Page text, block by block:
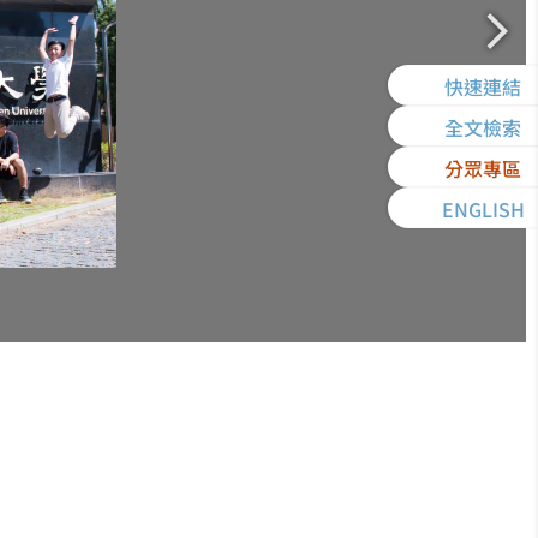
快速連結
全文檢索
分眾專區
ENGLISH